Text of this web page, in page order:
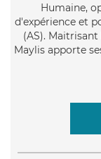
Humaine,
d'expérience et
(AS).
Maylis apporte